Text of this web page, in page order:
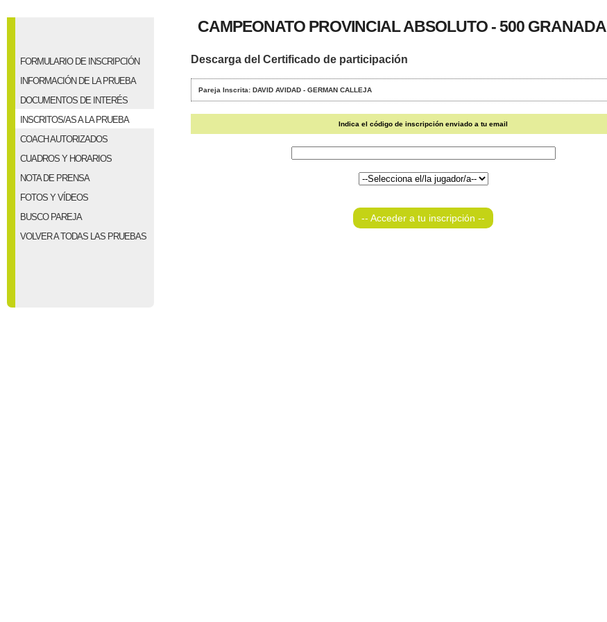
FORMULARIO DE INSCRIPCIÓN
INFORMACIÓN DE LA PRUEBA
DOCUMENTOS DE INTERÉS
INSCRITOS/AS A LA PRUEBA
COACH AUTORIZADOS
CUADROS Y HORARIOS
NOTA DE PRENSA
FOTOS Y VÍDEOS
BUSCO PAREJA
VOLVER A TODAS LAS PRUEBAS
CAMPEONATO PROVINCIAL ABSOLUTO - 500 GRANADA
Descarga del Certificado de participación
Pareja Inscrita: DAVID AVIDAD - GERMAN CALLEJA
Indica el código de inscripción enviado a tu email
-- Acceder a tu inscripción --